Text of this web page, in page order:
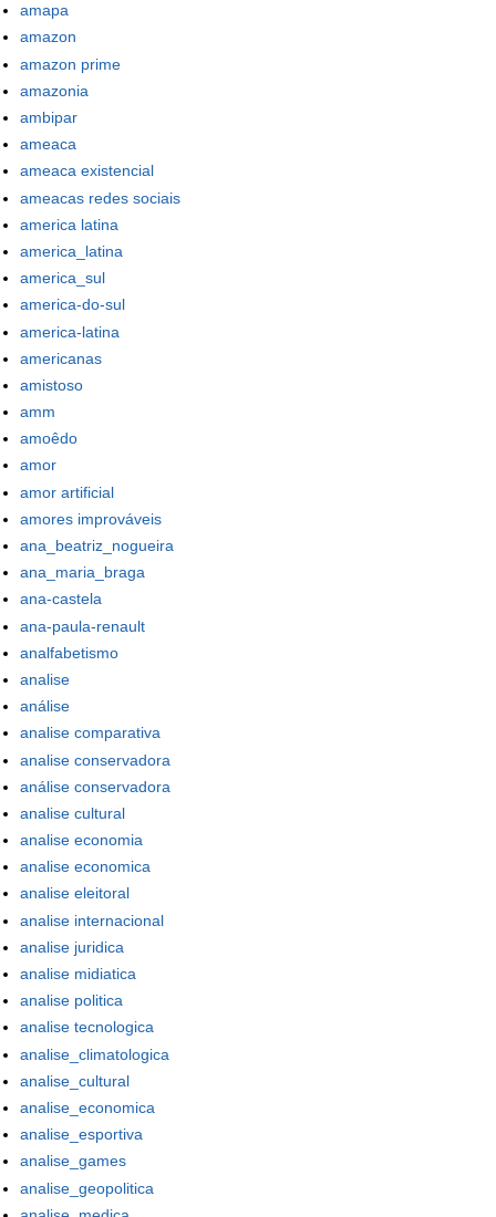
amapa
amazon
amazon prime
amazonia
ambipar
ameaca
ameaca existencial
ameacas redes sociais
america latina
america_latina
america_sul
america-do-sul
america-latina
americanas
amistoso
amm
amoêdo
amor
amor artificial
amores improváveis
ana_beatriz_nogueira
ana_maria_braga
ana-castela
ana-paula-renault
analfabetismo
analise
análise
analise comparativa
analise conservadora
análise conservadora
analise cultural
analise economia
analise economica
analise eleitoral
analise internacional
analise juridica
analise midiatica
analise politica
analise tecnologica
analise_climatologica
analise_cultural
analise_economica
analise_esportiva
analise_games
analise_geopolitica